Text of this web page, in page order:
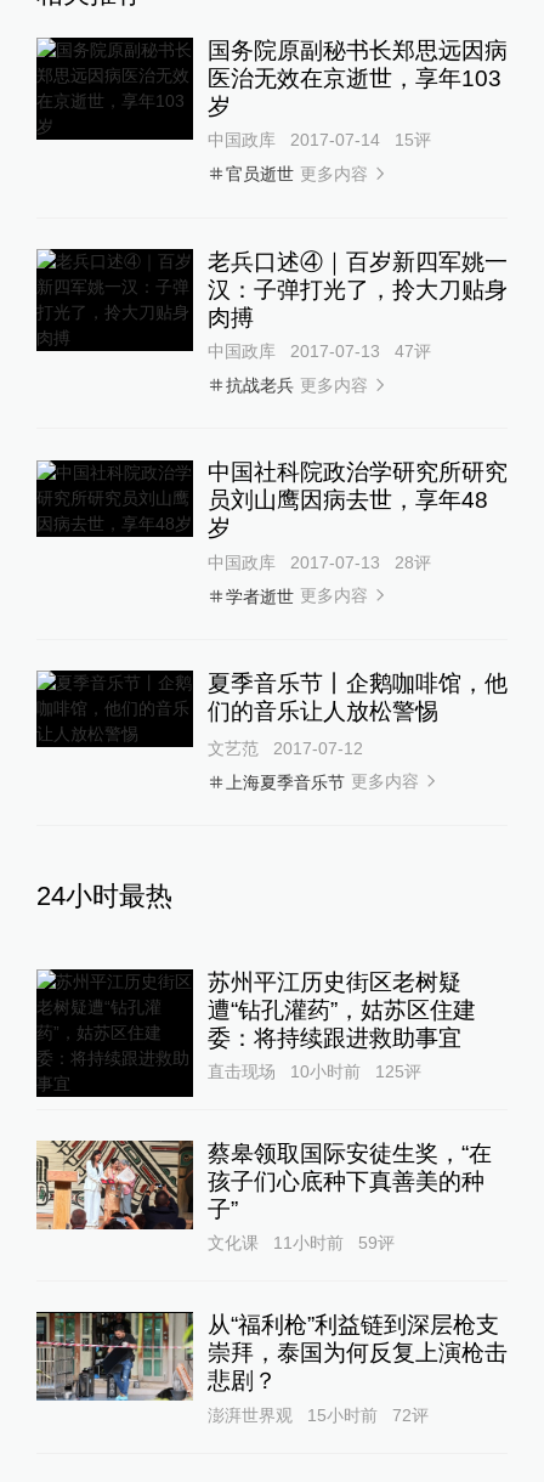
国务院原副秘书长郑思远因病
医治无效在京逝世，享年103
岁
中国政库 2017-07-14 15评
官员逝世 更多内容
老兵口述④｜百岁新四军姚一
汉：子弹打光了，拎大刀贴身
肉搏
中国政库 2017-07-13 47评
抗战老兵 更多内容
中国社科院政治学研究所研究
员刘山鹰因病去世，享年48
岁
中国政库 2017-07-13 28评
学者逝世 更多内容
夏季音乐节丨企鹅咖啡馆，他
们的音乐让人放松警惕
文艺范
2017-07-12
上海夏季音乐节 更多内容
24小时最热
苏州平江历史街区老树疑
遭“钻孔灌药”，姑苏区住建
委：将持续跟进救助事宜
直击现场 10小时前 125评
蔡皋领取国际安徒生奖，“在
孩子们心底种下真善美的种
子”
文化课 11小时前 59评
从“福利枪”利益链到深层枪支
崇拜，泰国为何反复上演枪击
悲剧？
澎湃世界观 15小时前 72评